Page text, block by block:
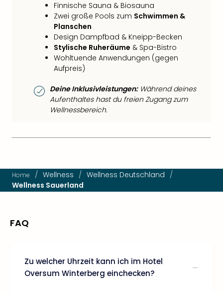
Finnische Sauna & Biosauna
Zwei große Pools zum Schwimmen &
Planschen
Design Dampfbad & Kneipp-Becken
Stylische Ruheräume & Spa-Bistro
Wohltuende Anwendungen (gegen
Aufpreis)
Deine Inklusivleistungen:Während deines
Aufenthaltes hast du freien Zugang zum
Wellnessbereich.
Home / Wellness / Wellness Deutschland /
Wellness Sauerland
FAQ
Zu welcher Uhrzeit kann ich im Hotel
Oversum Winterberg einchecken?